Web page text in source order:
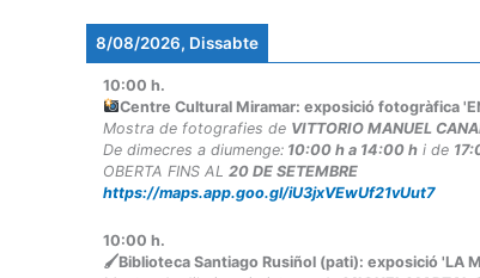
8/08/2026, Dissabte
10:00 h.
Centre Cultural Miramar: exposició fotogràfica
Mostra de fotografies de VITTORIO MANUEL
De dimecres a diumenge: 10:00 h a 14:00 h i de
OBERTA FINS AL 20 DE SETEMBRE
https://maps.app.goo.gl/iU3jxVEwUf21vUut7
10:00 h.
🖌Biblioteca Santiago Rusiñol (pati): exposició 'LA